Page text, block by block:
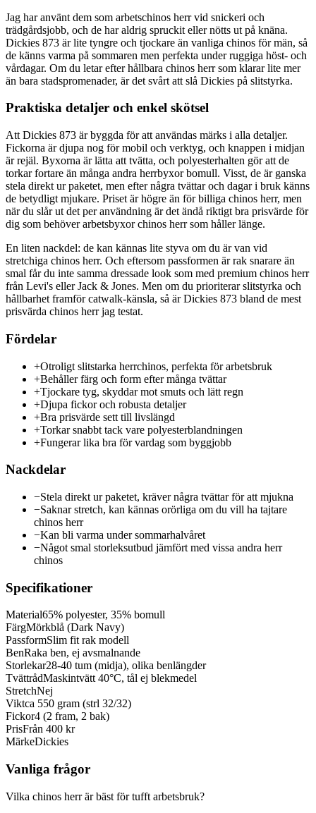
Jag har använt dem som arbetschinos herr vid snickeri och
trädgårdsjobb, och de har aldrig spruckit eller nötts ut på knäna.
Dickies 873 är lite tyngre och tjockare än vanliga chinos för män, så
de känns varma på sommaren men perfekta under ruggiga höst- och
vårdagar. Om du letar efter hållbara chinos herr som klarar lite mer
än bara stadspromenader, är det svårt att slå Dickies på slitstyrka.
Praktiska detaljer och enkel skötsel
Att Dickies 873 är byggda för att användas märks i alla detaljer.
Fickorna är djupa nog för mobil och verktyg, och knappen i midjan
är rejäl. Byxorna är lätta att tvätta, och polyesterhalten gör att de
torkar fortare än många andra herrbyxor bomull. Visst, de är ganska
stela direkt ur paketet, men efter några tvättar och dagar i bruk känns
de betydligt mjukare. Priset är högre än för billiga chinos herr, men
när du slår ut det per användning är det ändå riktigt bra prisvärde för
dig som behöver arbetsbyxor chinos herr som håller länge.
En liten nackdel: de kan kännas lite styva om du är van vid
stretchiga chinos herr. Och eftersom passformen är rak snarare än
smal får du inte samma dressade look som med premium chinos herr
från Levi's eller Jack & Jones. Men om du prioriterar slitstyrka och
hållbarhet framför catwalk-känsla, så är Dickies 873 bland de mest
prisvärda chinos herr jag testat.
Fördelar
+Otroligt slitstarka herrchinos, perfekta för arbetsbruk
+Behåller färg och form efter många tvättar
+Tjockare tyg, skyddar mot smuts och lätt regn
+Djupa fickor och robusta detaljer
+Bra prisvärde sett till livslängd
+Torkar snabbt tack vare polyesterblandningen
+Fungerar lika bra för vardag som byggjobb
Nackdelar
−Stela direkt ur paketet, kräver några tvättar för att mjukna
−Saknar stretch, kan kännas orörliga om du vill ha tajtare
chinos herr
−Kan bli varma under sommarhalvåret
−Något smal storleksutbud jämfört med vissa andra herr
chinos
Specifikationer
Material65% polyester, 35% bomull
FärgMörkblå (Dark Navy)
PassformSlim fit rak modell
BenRaka ben, ej avsmalnande
Storlekar28-40 tum (midja), olika benlängder
TvättrådMaskintvätt 40°C, tål ej blekmedel
StretchNej
Viktca 550 gram (strl 32/32)
Fickor4 (2 fram, 2 bak)
PrisFrån 400 kr
MärkeDickies
Vanliga frågor
Vilka chinos herr är bäst för tufft arbetsbruk?